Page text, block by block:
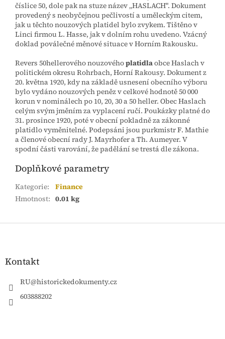
číslice 50, dole pak na stuze název „HASLACH". Dokument
provedený s neobyčejnou pečlivostí a uměleckým citem,
jak u těchto nouzových platidel bylo zvykem. Tištěno v
Linci firmou L. Hasse, jak v dolním rohu uvedeno. Vzácný
doklad poválečné měnové situace v Horním Rakousku.
Revers 50hellerového nouzovéhoplatidlaobce Haslach v
politickém okresu Rohrbach, Horní Rakousy. Dokument z
20. května 1920, kdy na základě usnesení obecního výboru
bylo vydáno nouzových peněz v celkové hodnotě 50 000
korun v nominálech po 10, 20, 30 a 50 heller. Obec Haslach
celým svým jměním za vyplacení ručí. Poukázky platné do
31. prosince 1920, poté v obecní pokladně za zákonné
platidlo vyměnitelné. Podepsáni jsou purkmistr F. Mathie
a členové obecní rady J. Mayrhofer a Th. Aumeyer. V
spodní části varování, že padělání se trestá dle zákona.
Doplňkové parametry
Kategorie:
Finance
Hmotnost: 0.01 kg
Z
Kontakt
RU@historickedokumenty.cz
603888202